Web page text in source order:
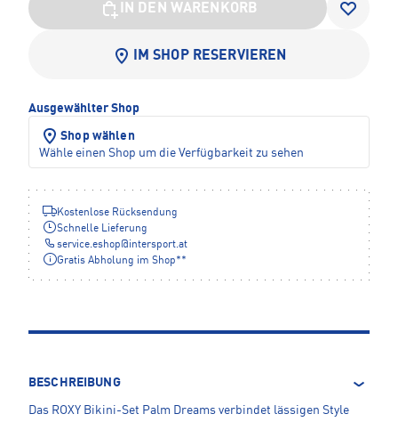
IN DEN WARENKORB
IM SHOP RESERVIEREN
Ausgewählter Shop
Shop wählen
Wähle einen Shop um die Verfügbarkeit zu sehen
Kostenlose Rücksendung
Schnelle Lieferung
service.eshop@ intersport.at
Gratis Abholung im Shop**
BESCHREIBUNG
Das ROXY Bikini-Set Palm Dreams verbindet lässigen Style